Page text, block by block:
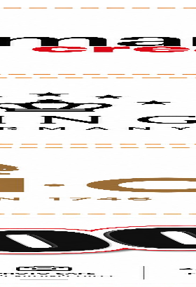
עבורכם
שלנו ישוחח עימך
רשמו אימייל (אופציונלי)